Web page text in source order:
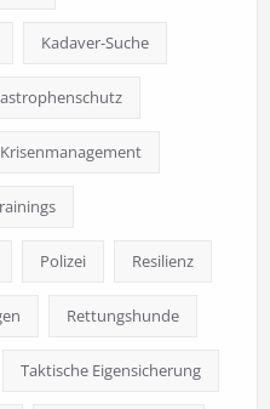
Kadaver-Suche
Krisenmanagement
Polizei Resilienz
Rettungshunde
Taktische Eigensicherung